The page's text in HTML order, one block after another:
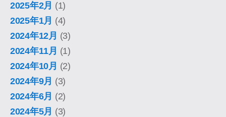
2025年2月 (1)
2025年1月 (4)
2024年12月 (3)
2024年11月 (1)
2024年10月 (2)
2024年9月 (3)
2024年6月 (2)
2024年5月 (3)